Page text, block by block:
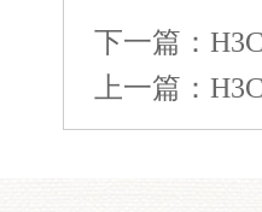
下一篇：
上一篇：